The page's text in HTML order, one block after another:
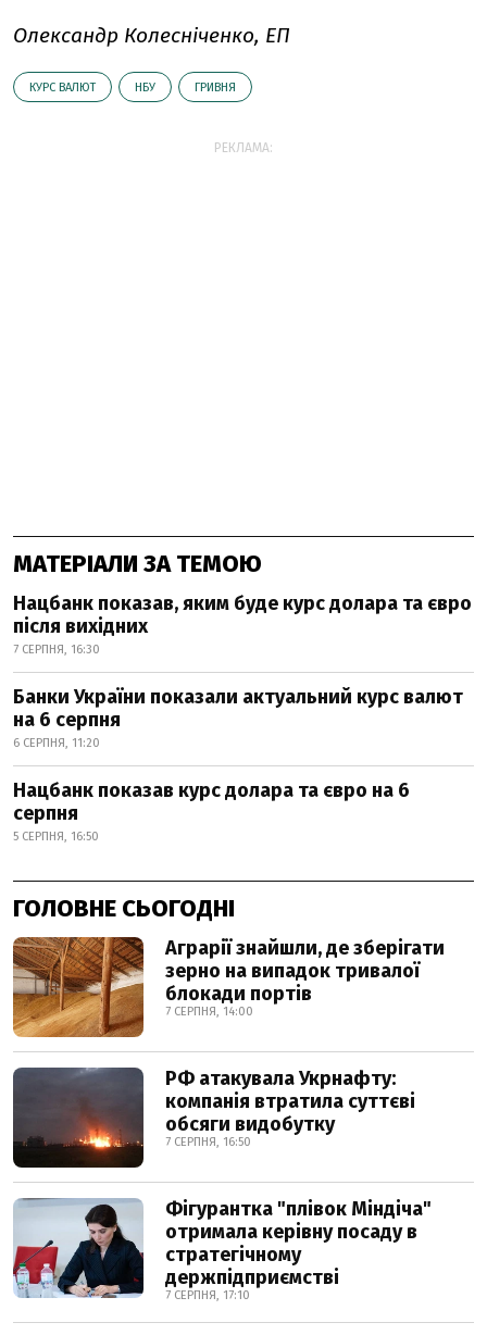
Олександр Колесніченко, ЕП
КУРС ВАЛЮТ НБУ ГРИВНЯ
РЕКЛАМА:
МАТЕРІАЛИ ЗА ТЕМОЮ
Нацбанк показав, яким буде курс долара та євро
після вихідних
7 СЕРПНЯ, 16:30
Банки України показали актуальний курс валют
на 6 серпня
6 СЕРПНЯ, 11:20
Нацбанк показав курс долара та євро на 6
серпня
5 СЕРПНЯ, 16:50
ГОЛОВНЕ СЬОГОДНІ
Аграрії знайшли, де зберігати
зерно на випадок тривалої
блокади портів
7 СЕРПНЯ, 14:00
РФ атакувала Укрнафту:
компанія втратила суттєві
обсяги видобутку
7 СЕРПНЯ, 16:50
Фігурантка "плівок Міндіча"
отримала керівну посаду в
стратегічному
держпідприємстві
7 СЕРПНЯ, 17:10